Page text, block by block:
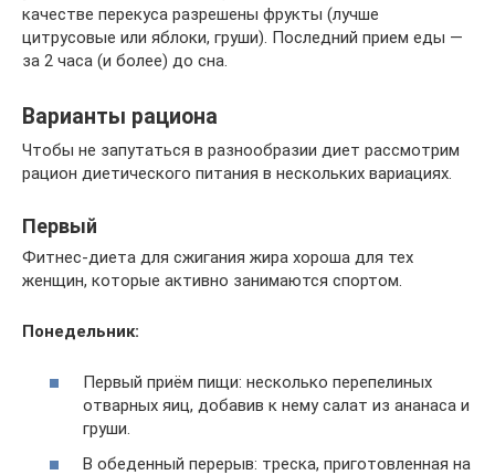
качестве перекуса разрешены фрукты (лучше
цитрусовые или яблоки, груши). Последний прием еды —
за 2 часа (и более) до сна.
Варианты рациона
Чтобы не запутаться в разнообразии диет рассмотрим
рацион диетического питания в нескольких вариациях.
Первый
Фитнес-диета для сжигания жира хороша для тех
женщин, которые активно занимаются спортом.
Понедельник:
Первый приём пищи: несколько перепелиных
отварных яиц, добавив к нему салат из ананаса и
груши.
В обеденный перерыв: треска, приготовленная на